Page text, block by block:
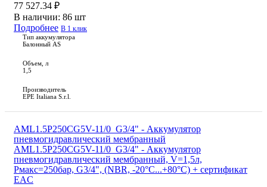
77 527.34 ₽
В наличии: 86 шт
Подробнее В 1 клик
Тип аккумулятора
Балонный AS
Объем, л
1,5
Производитель
EPE Italiana S.r.l.
AML1.5P250CG5V-11/0_G3/4" - Аккумулятор
пневмогидравлический мембранный
AML1.5P250CG5V-11/0_G3/4" - Аккумулятор
пневмогидравлический мембранный, V=1,5л,
Рмакс=250бар, G3/4", (NBR, -20°С...+80°С) + сертификат
EAC